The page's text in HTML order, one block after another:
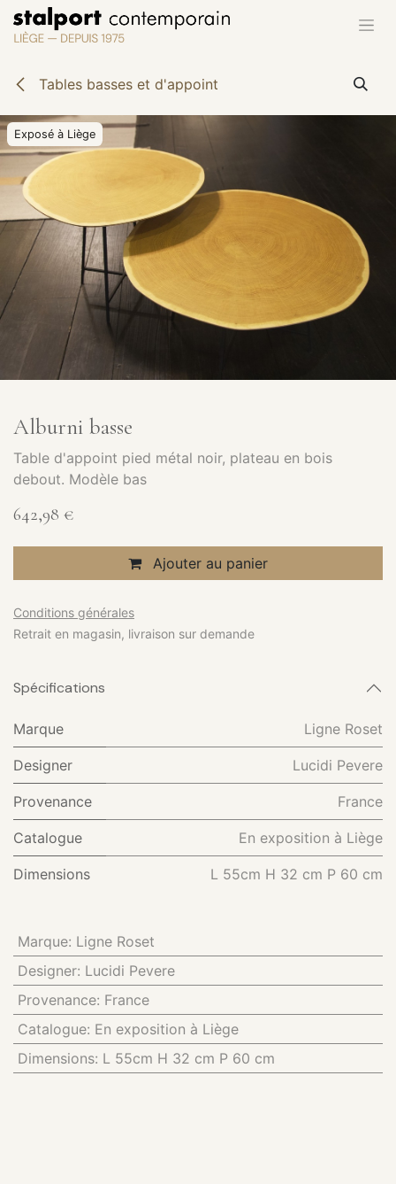
Se rendre au contenu
Tables basses et d'appoint
Exposé à Liège
Alburni basse
Table d'appoint pied métal noir, plateau en bois
debout. Modèle bas
642,98 €
Ajouter au panier
Conditions générales
Retrait en magasin, livraison sur demande
Spécifications
Marque Ligne Roset
Designer Lucidi Pevere
Provenance France
Catalogue En exposition à Liège
Dimensions L 55cm H 32 cm P 60 cm
Marque: Ligne Roset
Designer: Lucidi Pevere
Provenance: France
Catalogue: En exposition à Liège
Dimensions: L 55cm H 32 cm P 60 cm